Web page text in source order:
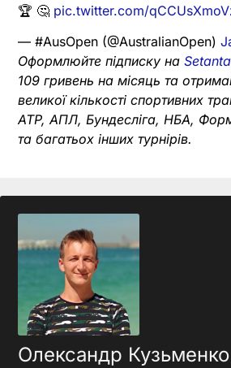
🏆 🤔 pic.twitter.com/
— #AusOpen (@AustralianOpen)
Оформлюйте підписку на
109 гривень на місяць та
великої кількості спортивних
ATP, АПЛ, Бундесліга, НБА,
та багатьох інших турнірів.
Олександр Кузьменко